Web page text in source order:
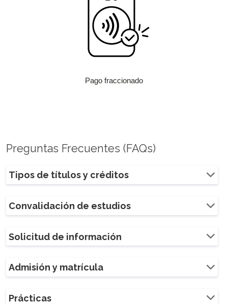
Pago fraccionado
Preguntas Frecuentes (FAQs)
Tipos de títulos y créditos
Convalidación de estudios
Solicitud de información
Admisión y matrícula
Prácticas